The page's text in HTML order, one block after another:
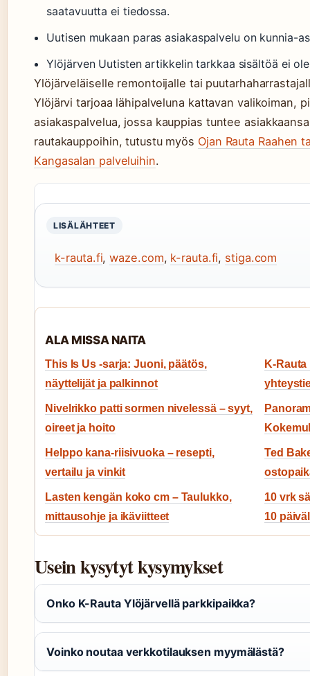
saatavuutta ei tiedossa.
Uutisen mukaan paras asiakaspalvelu on kunnia-
Ylöjärven Uutisten artikkelin tarkkaa sisältöä ei
Ylöjärveläiselle remontoijalle tai
Ylöjärvi tarjoaa lähipalveluna kattavan valikoiman,
asiakaspalvelua, jossa kauppias tuntee
rautakauppoihin, tutustu myös Ojan Rauta Raahen
Kangasalan palveluihin.
LISÄLÄHTEET
k-rauta.fi,waze.com, k-rauta.fi, stiga.com
ALA MISSA NAITA
This Is Us -sarja: Juoni, päätös,
näyttelijät ja palkinnot
K-
Nivelrikko patti sormen nivelessä – syyt,
oireet ja hoito
Helppo kana-riisivuoka – resepti,
vertailu ja vinkit
Ted
Lasten kengän koko cm – Taulukko,
mittausohje ja ikäviitteet
10 vrk
10
Usein kysytyt kysymykset
Onko K-Rauta Ylöjärvellä parkkipaikka?
Voinko noutaa verkkotilauksen myymälästä?